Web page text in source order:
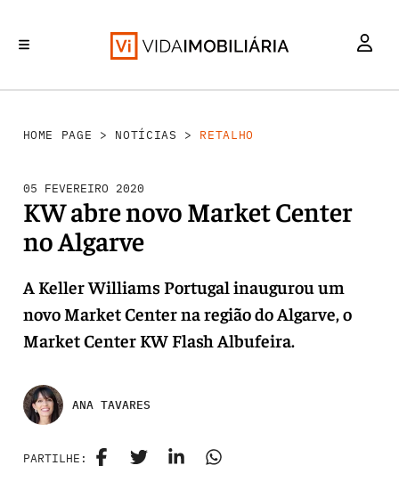
HOME PAGE > NOTÍCIAS > RETALHO
05 FEVEREIRO 2020
KW abre novo Market Center
no Algarve
A Keller Williams Portugal inaugurou um
novo Market Center na região do Algarve, o
Market Center KW Flash Albufeira.
ANA TAVARES
PARTILHE: